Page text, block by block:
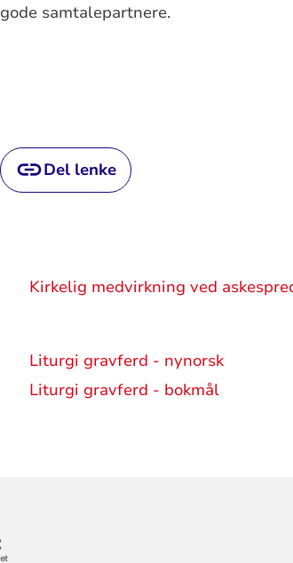
gode samtalepartnere.
Del lenke
Kirkelig medvirkning ved
Liturgi gravferd - nynorsk
Liturgi gravferd - bokmål